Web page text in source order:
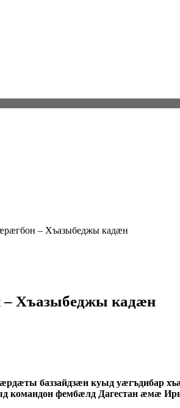
– Хъазыбеджы кадæн
Хъазыбеджы кадæн
баззайдзæн куыд
командон фембæлд Дагестан æмæ